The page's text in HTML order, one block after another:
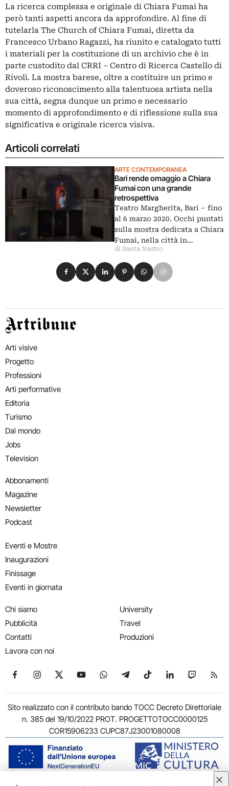
La ricerca complessa e originale di Chiara Fumai ha
però tanti aspetti ancora da approfondire. Al fine di
tutelarla The Church of Chiara Fumai, diretta da
Francesco Urbano Ragazzi, ha riunito e catalogato tutti
i materiali per la costituzione di un archivio che è in
parte custodito dal CRRI – Centro di Ricerca Castello di
Rivoli. La mostra barese, oltre a costituire un primo e
doveroso riconoscimento alla talentuosa artista nella
sua città, segna dunque un primo e necessario
momento di approfondimento e di riflessione sulla sua
significativa e originale ricerca visiva.
Articoli correlati
ARTE CONTEMPORANEA
Bari rende omaggio a Chiara
Fumai con una grande
retrospettiva
Teatro Margherita, Bari – fino
al 6 marzo 2020. Occhi puntati
sulla mostra dedicata a Chiara
Fumai, nella città in…
di Santa Nastro
Condividi su Facebook
Condividi su X
Condividi su LinkedIn
Condividi su Pinterest
Condividi su WhatsApp
Condividi su Email
Artribune
Arti visive
Progetto
Professioni
Arti performative
Editoria
Turismo
Dal mondo
Jobs
Television
Abbonamenti
Magazine
Newsletter
Podcast
Eventi e Mostre
Inaugurazioni
Finissage
Eventi in giornata
Chi siamo
Pubblicità
Contatti
Lavora con noi
University
Travel
Produzioni
Seguici su Facebook
Seguici su Instagram
Seguici su X
Seguici su YouTube
Seguici su WhatsApp
Seguici su Telegram
Seguici su TikTok
Seguici su
Seguici
Sito realizzato con il contributo bando TOCC Decreto Direttoriale
n. 385 del 19/10/2022 PROT. PROGETTOTOCC0000125
COR15906233 CUPC87J23001080008